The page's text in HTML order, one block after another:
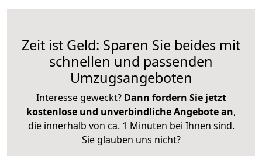
Zeit ist Geld: Sparen Sie beides mit
schnellen und passenden
Umzugsangeboten
Interesse geweckt? Dann fordern Sie jetzt
kostenlose und unverbindliche Angebote an,
die innerhalb von ca. 1 Minuten bei Ihnen sind.
Sie glauben uns nicht?